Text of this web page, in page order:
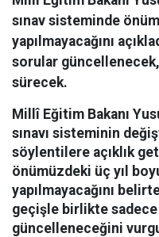
sınav sisteminde
yapılmayacağını
sorular
sürecek.
Millî Eğitim Bakanı
sınavı sisteminin
söylentilere açıklık
önümüzdeki üç yıl
yapılmayacağını
geçişle birlikte sadece
güncelleneceğini